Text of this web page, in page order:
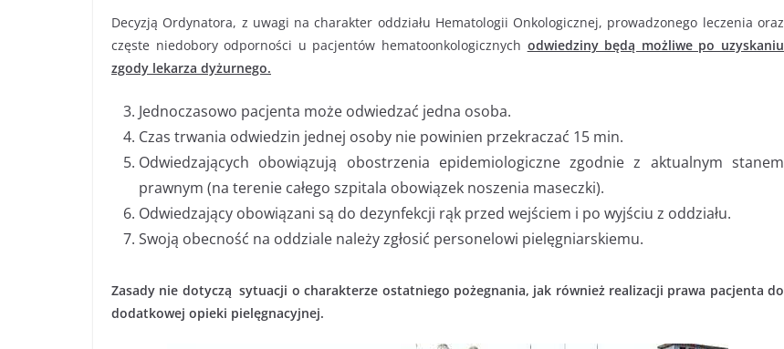
Decyzją Ordynatora, z uwagi na charakter oddziału Hematologii Onkologicznej, prowadzonego leczenia oraz
częste niedobory odporności u pacjentów hematoonkologicznych odwiedziny będą możliwe po uzyskaniu
zgody lekarza dyżurnego.
Jednoczasowo pacjenta może odwiedzać jedna osoba.
Czas trwania odwiedzin jednej osoby nie powinien przekraczać 15 min.
Odwiedzających obowiązują obostrzenia epidemiologiczne zgodnie z aktualnym stanem
prawnym (na terenie całego szpitala obowiązek noszenia maseczki).
Odwiedzający obowiązani są do dezynfekcji rąk przed wejściem i po wyjściu z oddziału.
Swoją obecność na oddziale należy zgłosić personelowi pielęgniarskiemu.
Zasady nie dotyczą sytuacji o charakterze ostatniego pożegnania, jak również realizacji prawa pacjenta do
dodatkowej opieki pielęgnacyjnej.